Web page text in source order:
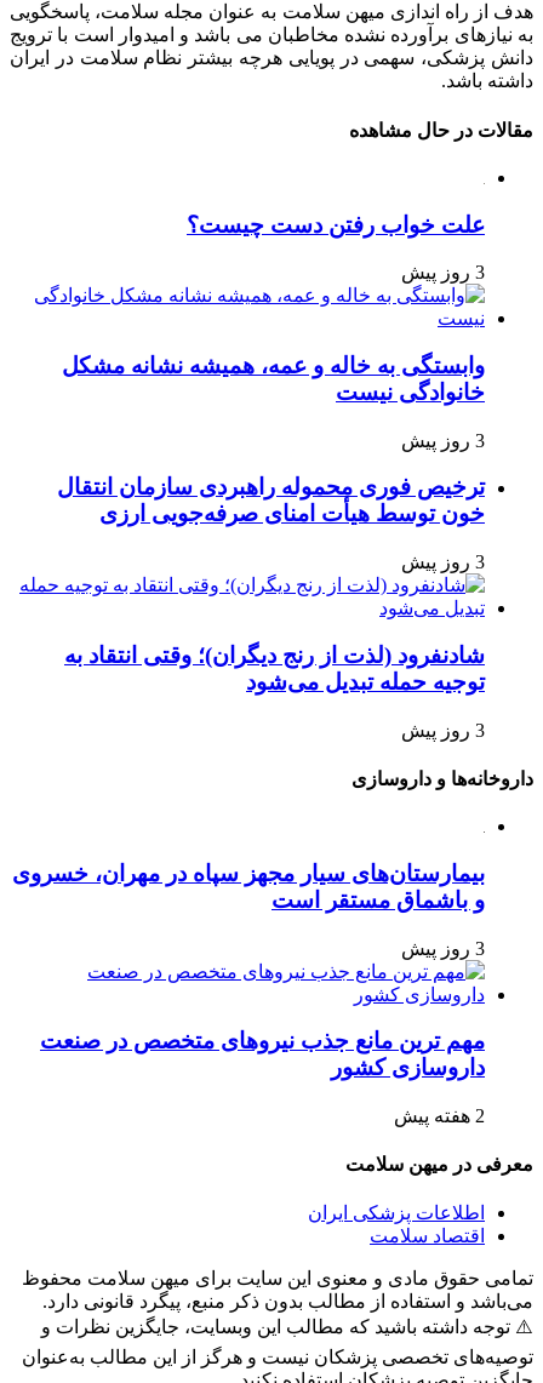
هدف از راه اندازی میهن سلامت به عنوان مجله سلامت، پاسخگویی
به نیازهای برآورده نشده مخاطبان می باشد و امیدوار است با ترویج
دانش پزشکی، سهمی در پویایی هرچه بیشتر نظام سلامت در ایران
داشته باشد.
مقالات در حال مشاهده
علت خواب رفتن دست چیست؟
3 روز پیش
وابستگی به خاله و عمه، همیشه نشانه مشکل
خانوادگی نیست
3 روز پیش
ترخیص فوری محموله راهبردی سازمان انتقال
خون توسط هیأت امنای صرفه‌جویی ارزی
3 روز پیش
شادنفرود (لذت از رنج دیگران)؛ وقتی انتقاد به
توجیه حمله تبدیل می‌شود
3 روز پیش
داروخانه‌ها و داروسازی
بیمارستان‌های سیار مجهز سپاه در مهران، خسروی
و باشماق مستقر است
3 روز پیش
مهم ترین مانع جذب نیروهای متخصص در صنعت
داروسازی کشور
2 هفته پیش
معرفی در میهن سلامت
اطلاعات پزشکی ایران
اقتصاد سلامت
تمامی حقوق مادی و معنوی این سایت برای میهن سلامت محفوظ
می‌باشد و استفاده از مطالب بدون ذکر منبع، پیگرد قانونی دارد.
⚠️ توجه داشته باشید که مطالب این وبسایت، جایگزین نظرات و
توصیه‌های تخصصی پزشکان نیست و هرگز از این مطالب به‌عنوان